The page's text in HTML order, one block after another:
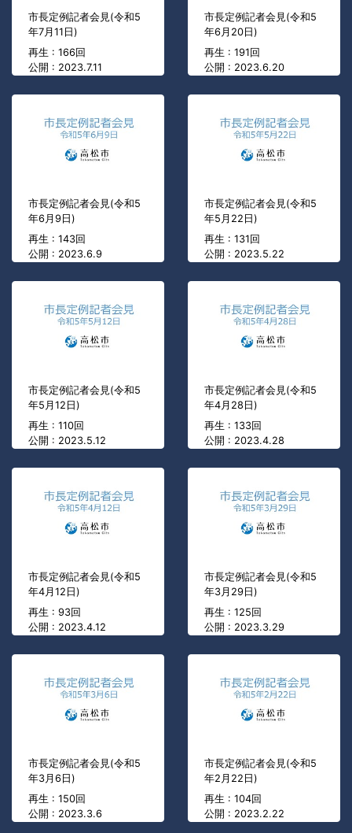
市長定例記者会見(令和5
年7月11日)
再生 : 166回
公開 : 2023.7.11
市長定例記者会見(令和5
年6月20日)
再生 : 191回
公開 : 2023.6.20
市長定例記者会見(令和5
年6月9日)
再生 : 143回
公開 : 2023.6.9
市長定例記者会見(令和5
年5月22日)
再生 : 131回
公開 : 2023.5.22
市長定例記者会見(令和5
年5月12日)
再生 : 110回
公開 : 2023.5.12
市長定例記者会見(令和5
年4月28日)
再生 : 133回
公開 : 2023.4.28
市長定例記者会見(令和5
年4月12日)
再生 : 93回
公開 : 2023.4.12
市長定例記者会見(令和5
年3月29日)
再生 : 125回
公開 : 2023.3.29
市長定例記者会見(令和5
年3月6日)
再生 : 150回
公開 : 2023.3.6
市長定例記者会見(令和5
年2月22日)
再生 : 104回
公開 : 2023.2.22